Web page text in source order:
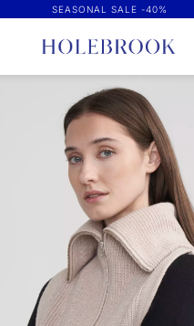
SEASONAL SALE -40%